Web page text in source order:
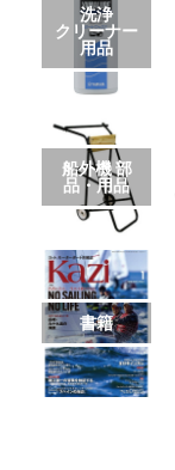
洗浄
クリーナー
用品
船外機 部
品・用品
書籍